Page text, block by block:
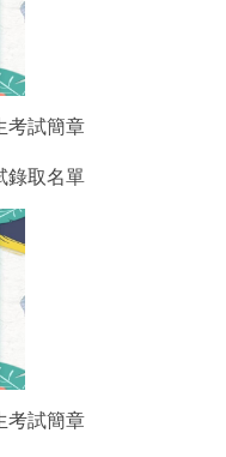
考試簡章
錄取名單
考試簡章